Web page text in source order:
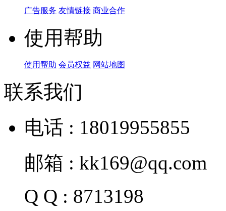
广告服务 友情链接 商业合作
使用帮助
使用帮助 会员权益 网站地图
联系我们
电话 : 18019955855
邮箱 : kk169@qq.com
Q Q : 8713198